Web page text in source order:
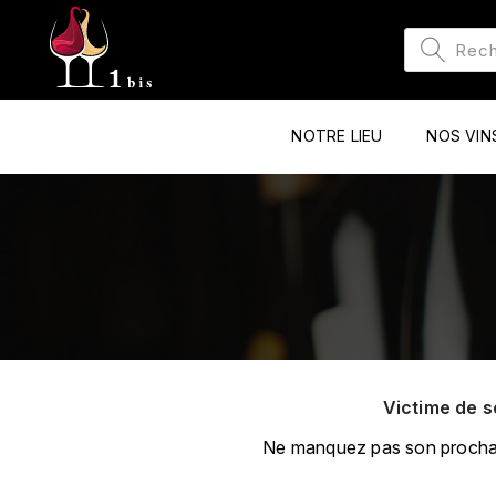
NOTRE LIEU NOS
Victime de
Ne manquez pas son